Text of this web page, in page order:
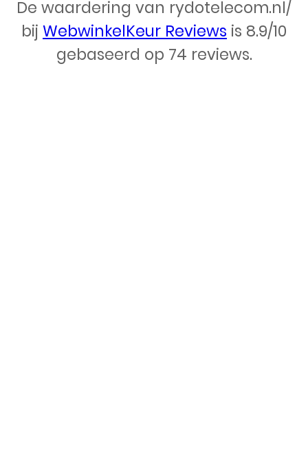
Webdesign – Rydo Telecom
De waardering van rydotelecom.nl/
bij WebwinkelKeur Reviews is 8.9/10
gebaseerd op 74 reviews.